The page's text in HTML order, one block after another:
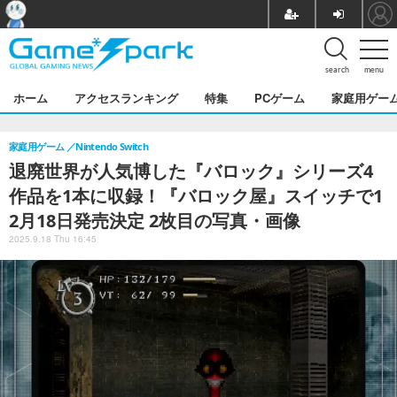
menu
search
ホーム アクセスランキング 特集 PCゲーム 家庭用ゲー
退廃世界が人気博した『バロック』シリーズ4
作品を1本に収録！『バロック屋』スイッチで1
2月18日発売決定 2枚目の写真・画像
家庭用ゲーム Nintendo Switch
2025.9.18 Thu 16:45